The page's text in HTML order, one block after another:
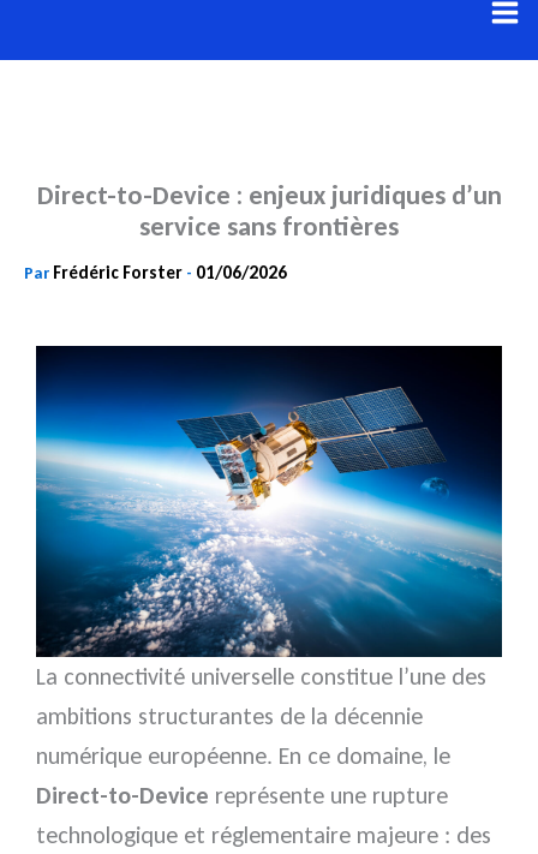
au
Direct-to-Device : enjeux juridiques d’un
service sans frontières
Par Frédéric Forster - 01/06/2026
La connectivité universelle constitue l’une des
ambitions structurantes de la décennie
numérique européenne. En ce domaine, le
Direct-to-Device représente une rupture
technologique et réglementaire majeure : des